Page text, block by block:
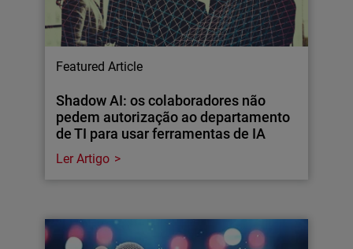
Featured Article
Shadow AI: os colaboradores não
pedem autorização ao departamento
de TI para usar ferramentas de IA
Ler Artigo